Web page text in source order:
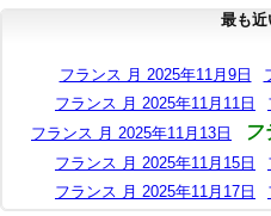
最も近
フランス 月 2025年11月9日
フランス 月 2025年11月11日
フランス 月 2025年11月13日
フ
フランス 月 2025年11月15日
フランス 月 2025年11月17日